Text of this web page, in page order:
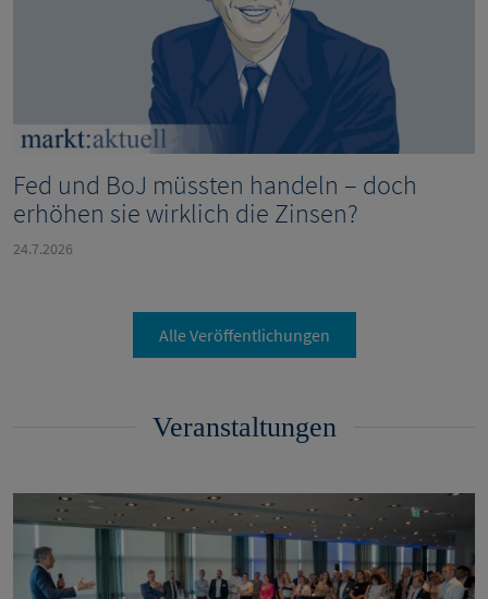
Fed und BoJ müssten handeln – doch
erhöhen sie wirklich die Zinsen?
24.7.2026
Alle Veröffentlichungen
Veranstaltungen